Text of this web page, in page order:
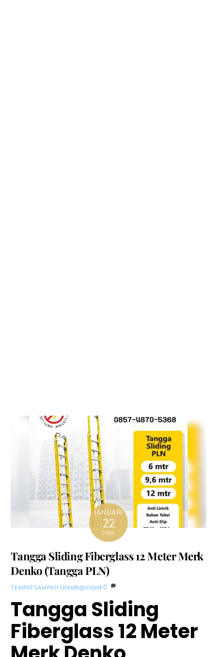
JANUARI
22
2026
Tangga Sliding Fiberglass 12 Meter Merk
Denko (Tangga PLN)
TEMPATSAMPAH Uncategorized 0
Tangga Sliding
Fiberglass 12 Meter